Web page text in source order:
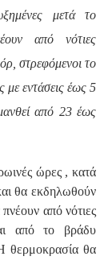
μετά το
από νότιες
στρεφόμενοι το
με εντάσεις έως 5
από 23 έως
ώρες , κατά
θα εκδηλωθούν
από νότιες
από το βράδυ
θερμοκρασία θα